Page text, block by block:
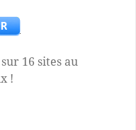
16 sites au
!